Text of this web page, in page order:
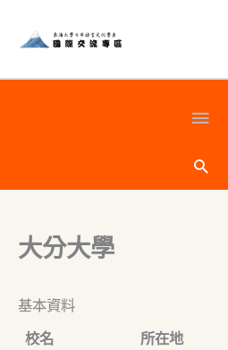
搜
尋
大分大學
基本資料
校名
所在地